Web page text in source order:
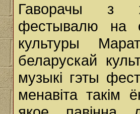
Гаворачы з
фестывалю на
культуры
беларускай
музыкі гэты
менавіта такім